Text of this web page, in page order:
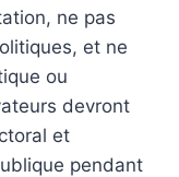
ne pas
et ne
ou
devront
et
pendant